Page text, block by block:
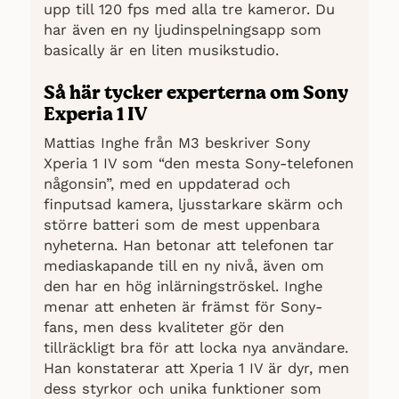
upp till 120 fps med alla tre kameror. Du
har även en ny ljudinspelningsapp som
basically är en liten musikstudio.
Så här tycker experterna om Sony
Experia 1 IV
Mattias Inghe från M3 beskriver Sony
Xperia 1 IV som “den mesta Sony-telefonen
någonsin”, med en uppdaterad och
finputsad kamera, ljusstarkare skärm och
större batteri som de mest uppenbara
nyheterna. Han betonar att telefonen tar
mediaskapande till en ny nivå, även om
den har en hög inlärningströskel. Inghe
menar att enheten är främst för Sony-
fans, men dess kvaliteter gör den
tillräckligt bra för att locka nya användare.
Han konstaterar att Xperia 1 IV är dyr, men
dess styrkor och unika funktioner som